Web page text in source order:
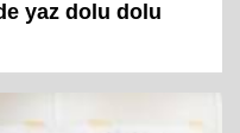
yaz dolu dolu